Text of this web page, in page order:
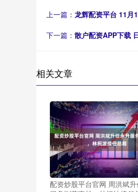
上一篇： 龙辉配资平台 11月
下一篇： 散户配资APP下载
相关文章
配资炒股平台官网 周洪斌